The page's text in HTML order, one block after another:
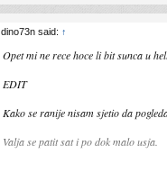
dino73n said: ↑
Opet mi ne rece hoce li bit sunca u
EDIT
Kako se ranije nisam sjetio da
Valja se patit sat i po dok malo usja.